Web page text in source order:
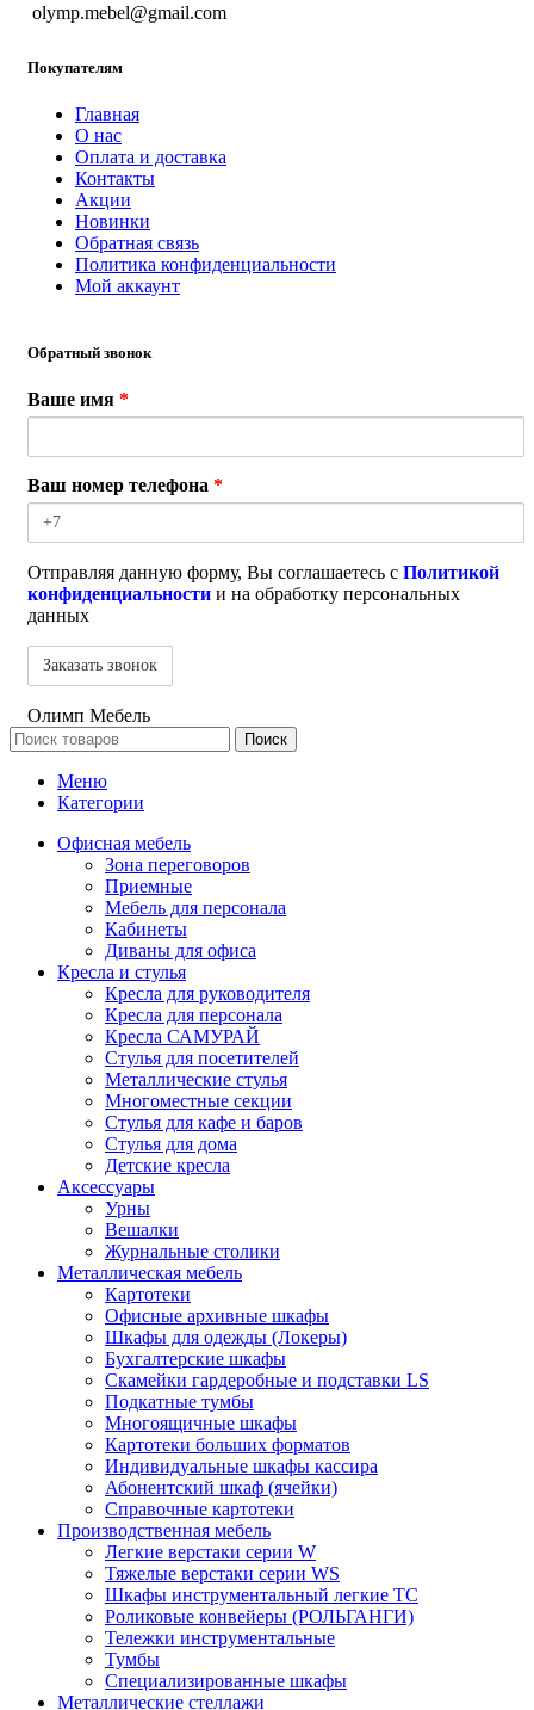
olymp.mebel@gmail.com
Покупателям
Главная
О нас
Оплата и доставка
Контакты
Акции
Новинки
Обратная связь
Политика конфиденциальности
Мой аккаунт
Обратный звонок
Ваше имя *
Ваш номер телефона *
Отправляя данную форму, Вы соглашаетесь с Политикой
конфиденциальности и на обработку персональных
данных
Олимп Мебель
Поиск
Меню
Категории
Офисная мебель
Зона переговоров
Приемные
Мебель для персонала
Кабинеты
Диваны для офиса
Кресла и стулья
Кресла для руководителя
Кресла для персонала
Кресла САМУРАЙ
Стулья для посетителей
Металлические стулья
Многоместные секции
Стулья для кафе и баров
Стулья для дома
Детские кресла
Аксессуары
Урны
Вешалки
Журнальные столики
Металлическая мебель
Картотеки
Офисные архивные шкафы
Шкафы для одежды (Локеры)
Бухгалтерские шкафы
Скамейки гардеробные и подставки LS
Подкатные тумбы
Многоящичные шкафы
Картотеки больших форматов
Индивидуальные шкафы кассира
Абонентский шкаф (ячейки)
Справочные картотеки
Производственная мебель
Легкие верстаки серии W
Тяжелые верстаки серии WS
Шкафы инструментальный легкие ТС
Роликовые конвейеры (РОЛЬГАНГИ)
Тележки инструментальные
Тумбы
Специализированные шкафы
Металлические стеллажи